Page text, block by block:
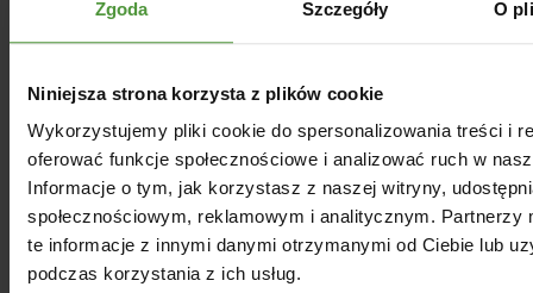
Zgoda Szczegóły O
Niniejsza strona korzysta z plików cookie
Wykorzystujemy pliki cookie do spersonalizowania treści i
oferować funkcje społecznościowe i analizować ruch w
Informacje o tym, jak korzystasz z naszej witryny,
społecznościowym, reklamowym i analitycznym. Partnerzy
te informacje z innymi danymi otrzymanymi od Ciebie lub
podczas korzystania z ich usług.